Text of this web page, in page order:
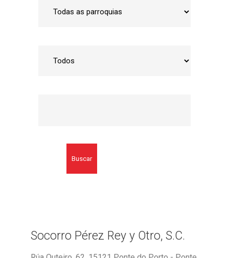
Buscar
Socorro Pérez Rey y Otro, S.C.